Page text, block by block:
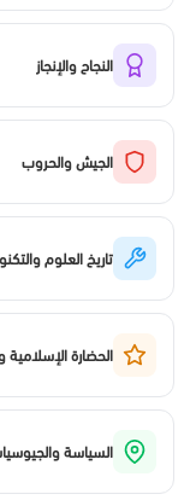
النجاح والإنجاز
الجيش والحروب
تاريخ العلوم
الحضارة
السياسة